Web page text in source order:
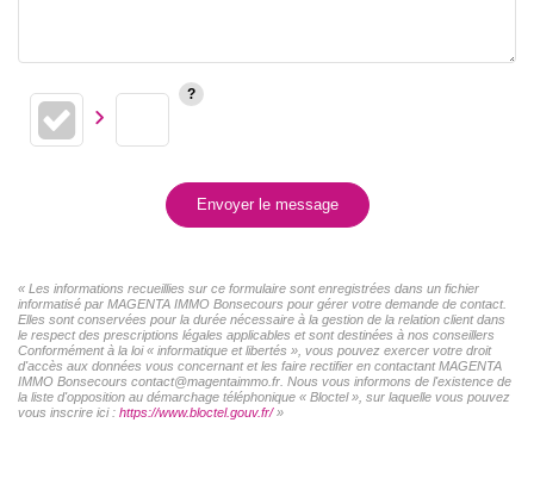
Envoyer le message
« Les informations recueillies sur ce formulaire sont enregistrées dans un fichier
informatisé par MAGENTA IMMO Bonsecours pour gérer votre demande de contact.
Elles sont conservées pour la durée nécessaire à la gestion de la relation client dans
le respect des prescriptions légales applicables et sont destinées à nos conseillers
Conformément à la loi « informatique et libertés », vous pouvez exercer votre droit
d'accès aux données vous concernant et les faire rectifier en contactant MAGENTA
IMMO Bonsecours contact@magentaimmo.fr. Nous vous informons de l'existence de
la liste d'opposition au démarchage téléphonique « Bloctel », sur laquelle vous pouvez
vous inscrire ici : https://www.bloctel.gouv.fr/»